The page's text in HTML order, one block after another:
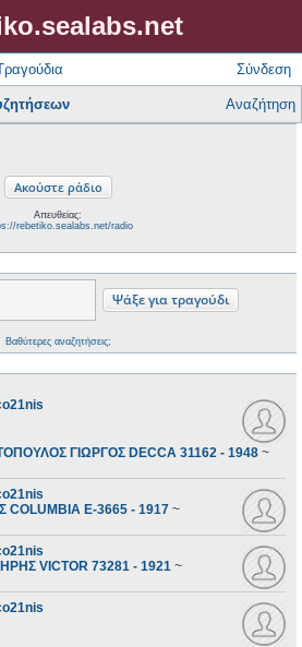
Σύνδεση
Αναζήτηση
Απευθείας:
rebetiko.sealabs.net/radio
Βαθύτερες αναζητήσεις;
ΓΙΩΡΓΟΣ DECCA 31162 - 1948 ~
E-3665 - 1917 ~
VICTOR 73281 - 1921 ~